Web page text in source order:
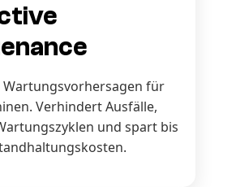
Wartungsvorhersagen für
Verhindert Ausfälle,
und spart bis